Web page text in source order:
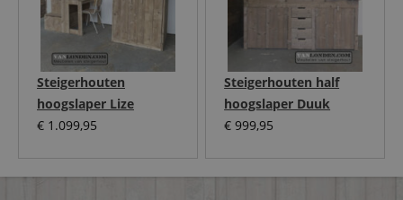
Steigerhouten half
hoogslaper Duuk
€ 999,95
Steigerhouten
hoogslaper Lize
€ 1.099,95